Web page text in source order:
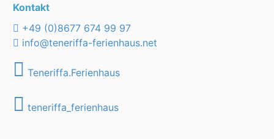
Kontakt
+49 (0)8677 674 99 97
info@teneriffa-ferienhaus.net
Teneriffa.Ferienhaus
teneriffa_ferienhaus